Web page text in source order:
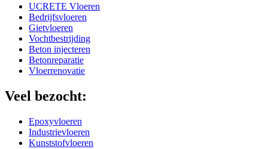
UCRETE Vloeren
Bedrijfsvloeren
Gietvloeren
Vochtbestrijding
Beton injecteren
Betonreparatie
Vloerrenovatie
Veel bezocht:
Epoxyvloeren
Industrievloeren
Kunststofvloeren